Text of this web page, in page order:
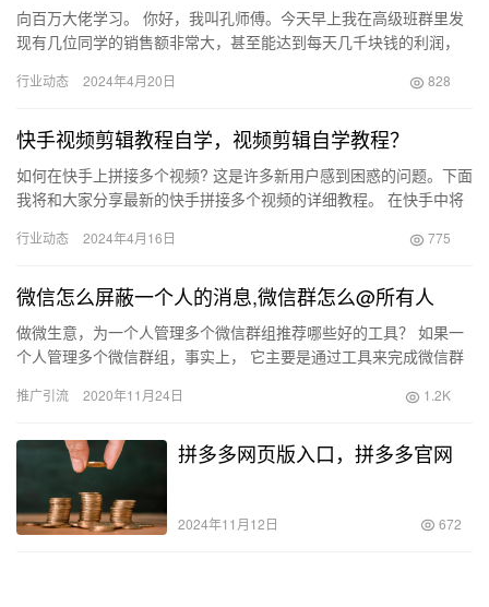
向百万大佬学习。 你好，我叫孔师傅。今天早上我在高级班群里发
现有几位同学的销售额非常大，甚至能达到每天几千块钱的利润，
员…
行业动态 2024年4月20日 828
快手视频剪辑教程自学，视频剪辑自学教程？
如何在快手上拼接多个视频? 这是许多新用户感到困惑的问题。下面
我将和大家分享最新的快手拼接多个视频的详细教程。 在快手中将
行业动态 2024年4月16日 775
微信怎么屏蔽一个人的消息,微信群怎么@所有人
做微生意，为一个人管理多个微信群组推荐哪些好的工具？ 如果一
个人管理多个微信群组，事实上， 它主要是通过工具来完成微信群
的…
推广引流 2020年11月24日 1.2K
拼多多网页版入口，拼多多官网
2024年11月12日 672